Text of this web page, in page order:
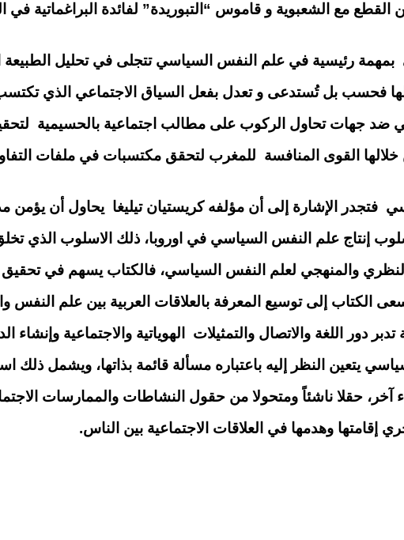
القطع مع الشعبوية و قاموس “التبوريدة” لفائدة البراغماتية
بمهمة رئيسية في علم النفس السياسي تتجلى في تحليل الطبيعة
فحسب بل تُستدعى و تعدل بفعل السياق الاجتماعي الذي تكتسب
ضد جهات تحاول الركوب على مطالب اجتماعية بالحسيمية
القوى المنافسة للمغرب لتحقق مكتسبات في ملفات
الإشارة إلى أن مؤلفه كريستيان تيليغا يحاول أن يؤمن
إنتاج علم النفس السياسي في اوروبا، ذلك الاسلوب الذي تخلق
النظري والمنهجي لعلم النفس السياسي، فالكتاب يسهم في تحقيق
الكتاب إلى توسيع المعرفة بالعلاقات العربية بين علم
دور اللغة والاتصال والتمثيلات الهوياتية والاجتماعية
يتعين النظر إليه باعتباره مسألة قائمة بذاتها، ويشمل
آخر، حقلا ناشئاً ومتحولا من حقول النشاطات والممارسات
إقامتها وهدمها في العلاقات الاجتماعية بين الناس.